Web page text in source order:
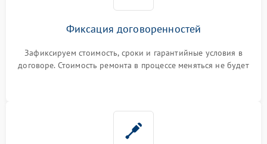
Фиксация договоренностей
Зафиксируем стоимость, сроки и гарантийные условия в
договоре. Стоимость ремонта в процессе меняться не будет